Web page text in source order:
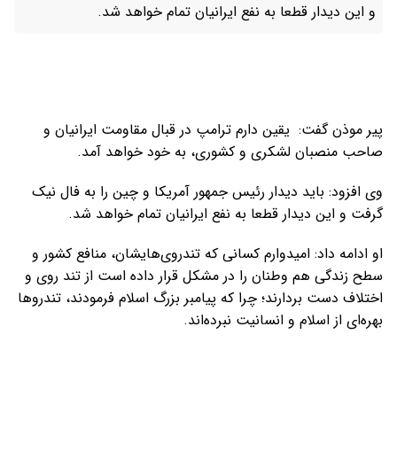
و این دیدار قطعا به نفع ایرانیان تمام خواهد شد.
پیر موذن گفت: یقین دارم ترامپ در قبال مقاومت ایرانیان و
صاحب منصبان لشکری و کشوری، به خود خواهد آمد.
وی افزود: باید دیدار رئیس جمهور آمریکا و چین را به فال نیک
گرفت و این دیدار قطعا به نفع ایرانیان تمام خواهد شد.
او ادامه داد: امیدوارم کسانی که تندروی‌هایشان، منافع کشور و
سطح زندگی هم وطنان را در مشکل قرار داده است از تند روی و
اختلاف دست بردارند؛ چرا که پیامبر بزرگ اسلام فرمودند، تندروها
بهره‌ای از اسلام و انسانیت نبرده‌اند.